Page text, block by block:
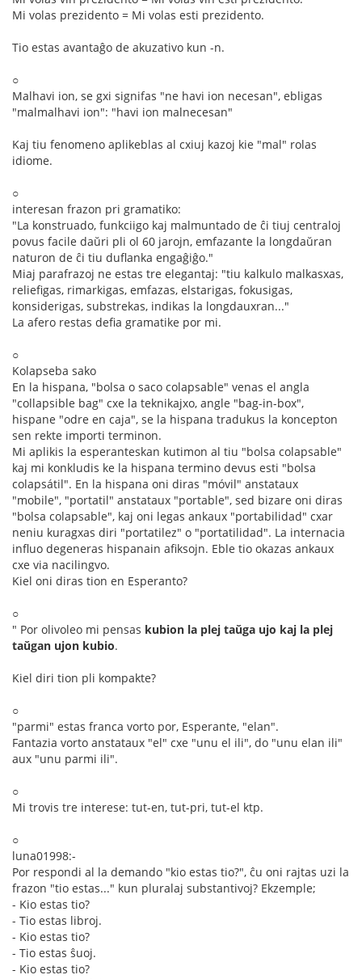
Mi volas prezidento = Mi volas esti prezidento.
Tio estas avantaĝo de akuzativo kun -n.
○
Malhavi ion, se gxi signifas "ne havi ion necesan", ebligas
"malmalhavi ion": "havi ion malnecesan"
Kaj tiu fenomeno aplikeblas al cxiuj kazoj kie "mal" rolas
idiome.
○
interesan frazon pri gramatiko:
"La konstruado, funkciigo kaj malmuntado de ĉi tiuj centraloj
povus facile daŭri pli ol 60 jarojn, emfazante la longdaŭran
naturon de ĉi tiu duflanka engaĝiĝo."
Miaj parafrazoj ne estas tre elegantaj: "tiu kalkulo malkasxas,
reliefigas, rimarkigas, emfazas, elstarigas, fokusigas,
konsiderigas, substrekas, indikas la longdauxran..."
La afero restas defia gramatike por mi.
○
Kolapseba sako
En la hispana, "bolsa o saco colapsable" venas el angla
"collapsible bag" cxe la teknikajxo, angle "bag-in-box",
hispane "odre en caja", se la hispana tradukus la koncepton
sen rekte importi terminon.
Mi aplikis la esperanteskan kutimon al tiu "bolsa colapsable"
kaj mi konkludis ke la hispana termino devus esti "bolsa
colapsátil". En la hispana oni diras "móvil" anstataux
"mobile", "portatil" anstataux "portable", sed bizare oni diras
"bolsa colapsable", kaj oni legas ankaux "portabilidad" cxar
neniu kuragxas diri "portatilez" o "portatilidad". La internacia
influo degeneras hispanain afiksojn. Eble tio okazas ankaux
cxe via nacilingvo.
Kiel oni diras tion en Esperanto?
○
" Por olivoleo mi pensas kubion la plej taŭga ujo kaj la plej
taŭgan ujon kubio.
Kiel diri tion pli kompakte?
○
"parmi" estas franca vorto por, Esperante, "elan".
Fantazia vorto anstataux "el" cxe "unu el ili", do "unu elan ili"
aux "unu parmi ili".
○
Mi trovis tre interese: tut-en, tut-pri, tut-el ktp.
○
luna01998:-
Por respondi al la demando "kio estas tio?", ĉu oni rajtas uzi la
frazon "tio estas..." kun pluralaj substantivoj? Ekzemple;
- Kio estas tio?
- Tio estas libroj.
- Kio estas tio?
- Tio estas ŝuoj.
- Kio estas tio?